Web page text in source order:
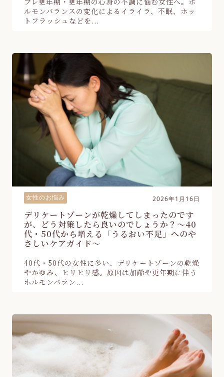
ルモンバランスの変化によるイライラ、不眠、ホッ
トフラッシュなどを...
女性のお悩み 2026年1月16日
デリケートゾーンが乾燥してしまったのです
が、どう対策したら良いのでしょうか？～40
代・50代から増える「うるおい不足」へのや
さしいケアガイド～
40代・50代の女性に多い、デリケートゾーンの乾燥
やかゆみ、ヒリヒリ感。原因は加齢や更年期に伴う
ホルモンバラン...